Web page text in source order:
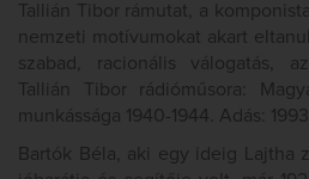
Tallián Tibor rámutat, a
nemzeti motívumokat akart
szabad, racionális válogatás,
Tallián Tibor rádióműsora:
munkássága 1940-1944. Adás:
Bartók Béla, aki egy ideig Lajtha